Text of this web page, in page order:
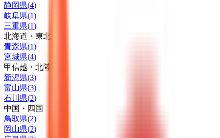
静岡県(4)
岐阜県(1)
三重県(1)
北海道・東北
青森県(1)
宮城県(4)
甲信越・北陸
新潟県(3)
富山県(3)
石川県(2)
中国・四国
鳥取県(2)
岡山県(2)